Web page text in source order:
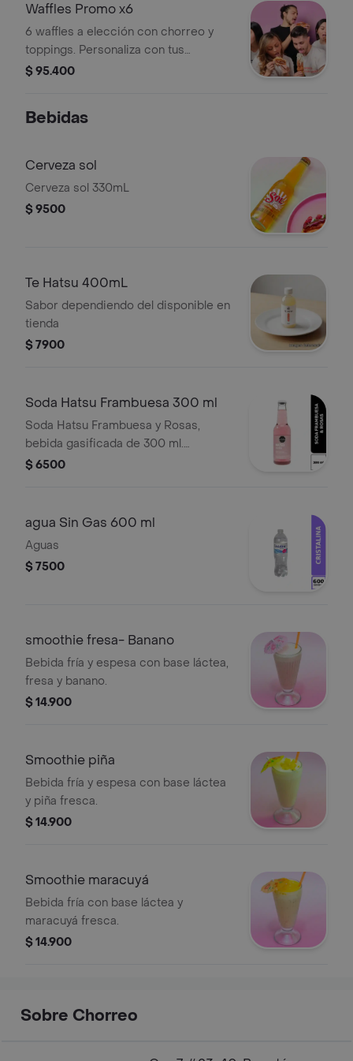
Waffles Promo x6
6 waffles a elección con chorreo y
toppings. Personaliza con tus
toppings favoritos.
$ 95.400
Bebidas
Cerveza sol
Cerveza sol 330mL
$ 9500
Te Hatsu 400mL
Sabor dependiendo del disponible en
tienda
$ 7900
Soda Hatsu Frambuesa 300 ml
Soda Hatsu Frambuesa y Rosas,
bebida gasificada de 300 ml.
Contiene edulcorantes.
$ 6500
agua Sin Gas 600 ml
Aguas
$ 7500
smoothie fresa- Banano
Bebida fría y espesa con base láctea,
fresa y banano.
$ 14.900
Smoothie piña
Bebida fría y espesa con base láctea
y piña fresca.
$ 14.900
Smoothie maracuyá
Bebida fría con base láctea y
maracuyá fresca.
$ 14.900
Sobre Chorreo